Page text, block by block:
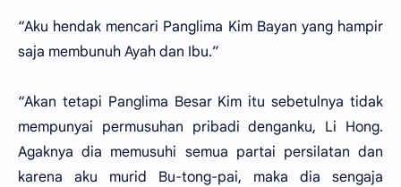
“Aku hendak mencari Panglima Kim Bayan yang hampir
saja membunuh Ayah dan Ibu.”
“Akan tetapi Panglima Besar Kim itu sebetulnya tidak
mempunyai permusuhan pribadi denganku, Li Hong.
Agaknya dia memusuhi semua partai persilatan dan
karena aku murid Bu-tong-pai, maka dia sengaja